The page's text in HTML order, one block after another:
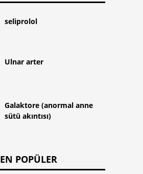
seliprolol
Ulnar arter
Galaktore (anormal anne
sütü akıntısı)
EN POPÜLER